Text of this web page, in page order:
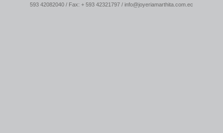
593 42082040 / Fax: + 593 42321797 / info@joyeriamarthita.com.ec